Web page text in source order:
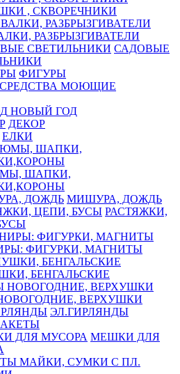
, СКВОРЕЧНИКИ
РАЗБРЫЗГИВАТЕЛИ
САДОВЫЕ
ФИГУРЫ
МОЮЩИЕ
НОВЫЙ ГОД
ДЕКОР
ЕЛКИ
ШАПКИ,
МИШУРА, ДОЖДЬ
РАСТЯЖКИ,
ФИГУРКИ, МАГНИТЫ
БЕНГАЛЬСКИЕ
ВЕРХУШКИ
ЭЛ.ГИРЛЯНДЫ
МЕШКИ ДЛЯ